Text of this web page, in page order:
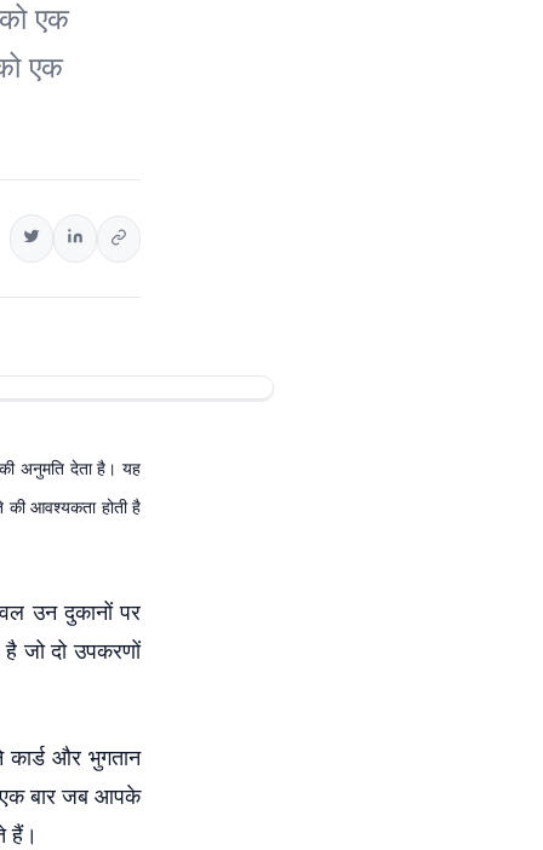
एक
एक
अनुमति देता है। यह
आवश्यकता होती है
उन दुकानों पर
जो दो उपकरणों
और भुगतान
एक बार जब आपके
हैं।